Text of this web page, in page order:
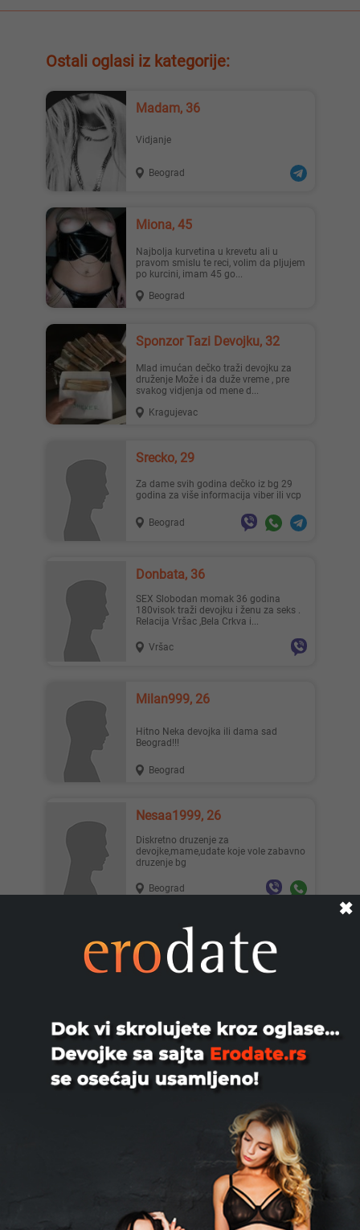
Ostali oglasi iz kategorije:
Madam, 36
Vidjanje
Beograd
Miona, 45
Najbolja kurvetina u krevetu ali u
pravom smislu te reci, volim da pljujem
po kurcini, imam 45 go...
Beograd
Sponzor Tazi Devojku, 32
Mlad imućan dečko traži devojku za
druženje Može i da duže vreme , pre
svakog vidjenja od mene d...
Kragujevac
Srecko, 29
Za dame svih godina dečko iz bg 29
godina za više informacija viber ili vcp
Beograd
Donbata, 36
SEX Slobodan momak 36 godina
180visok traži devojku i ženu za seks .
Relacija Vršac ,Bela Crkva i...
Vršac
Milan999, 26
Hitno Neka devojka ili dama sad
Beograd!!!
Beograd
Nesaa1999, 26
diskretno druzenje za
devojke,mame,udate koje vole zabavno
druzenje bg
Beograd
Vojab, 61
Oženjen, 61 godina, 187/87/20, vitalan,
Goodvibes, 39
Dame / Parovi (Nis) druzenje Diskretno
Slobodan63, 26
Cao devojke
✖